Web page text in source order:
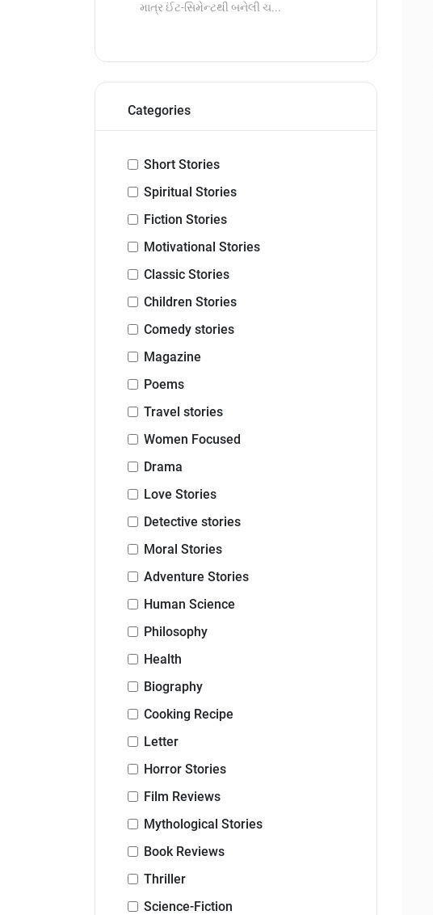
માત્ર ઈંટ-સિમેન્ટથી બનેલી ચ...
Categories
Short Stories
Spiritual Stories
Fiction Stories
Motivational Stories
Classic Stories
Children Stories
Comedy stories
Magazine
Poems
Travel stories
Women Focused
Drama
Love Stories
Detective stories
Moral Stories
Adventure Stories
Human Science
Philosophy
Health
Biography
Cooking Recipe
Letter
Horror Stories
Film Reviews
Mythological Stories
Book Reviews
Thriller
Science-Fiction